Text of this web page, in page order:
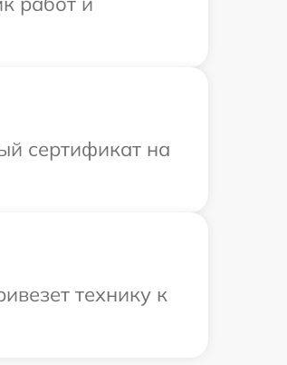
сертификат на
технику к